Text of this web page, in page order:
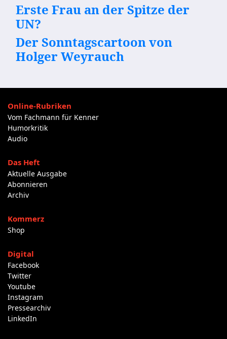
Erste Frau an der Spitze der
UN?
Der Sonntagscartoon von
Holger Weyrauch
Online-Rubriken
Vom Fachmann für Kenner
Humorkritik
Audio
Das Heft
Aktuelle Ausgabe
Abonnieren
Archiv
Kommerz
Shop
Digital
Facebook
Twitter
Youtube
Instagram
Pressearchiv
LinkedIn